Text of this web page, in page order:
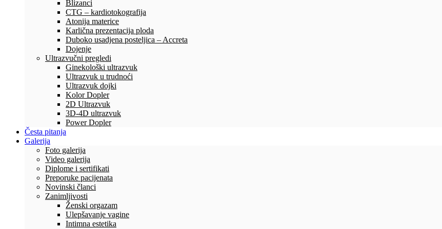
Blizanci
CTG – kardiotokografija
Atonija materice
Karlična prezentacija ploda
Duboko usadjena posteljica – Accreta
Dojenje
Ultrazvučni pregledi
Ginekološki ultrazvuk
Ultrazvuk u trudnoći
Ultrazvuk dojki
Kolor Dopler
2D Ultrazvuk
3D-4D ultrazvuk
Power Dopler
Česta pitanja
Galerija
Foto galerija
Video galerija
Diplome i sertifikati
Preporuke pacijenata
Novinski članci
Zanimljivosti
Ženski orgazam
Ulepšavanje vagine
Intimna estetika